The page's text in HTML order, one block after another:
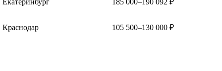
Краснодар 105 500–130 000 ₽